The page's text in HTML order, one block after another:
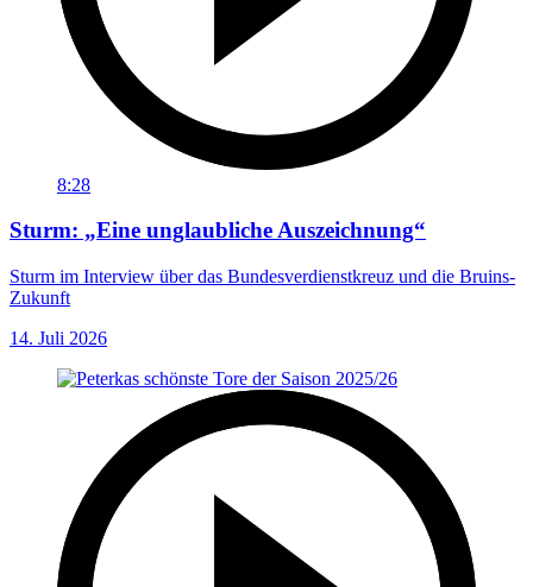
8:28
Sturm: „Eine unglaubliche Auszeichnung“
Sturm im Interview über das Bundesverdienstkreuz und die Bruins-
Zukunft
14. Juli 2026